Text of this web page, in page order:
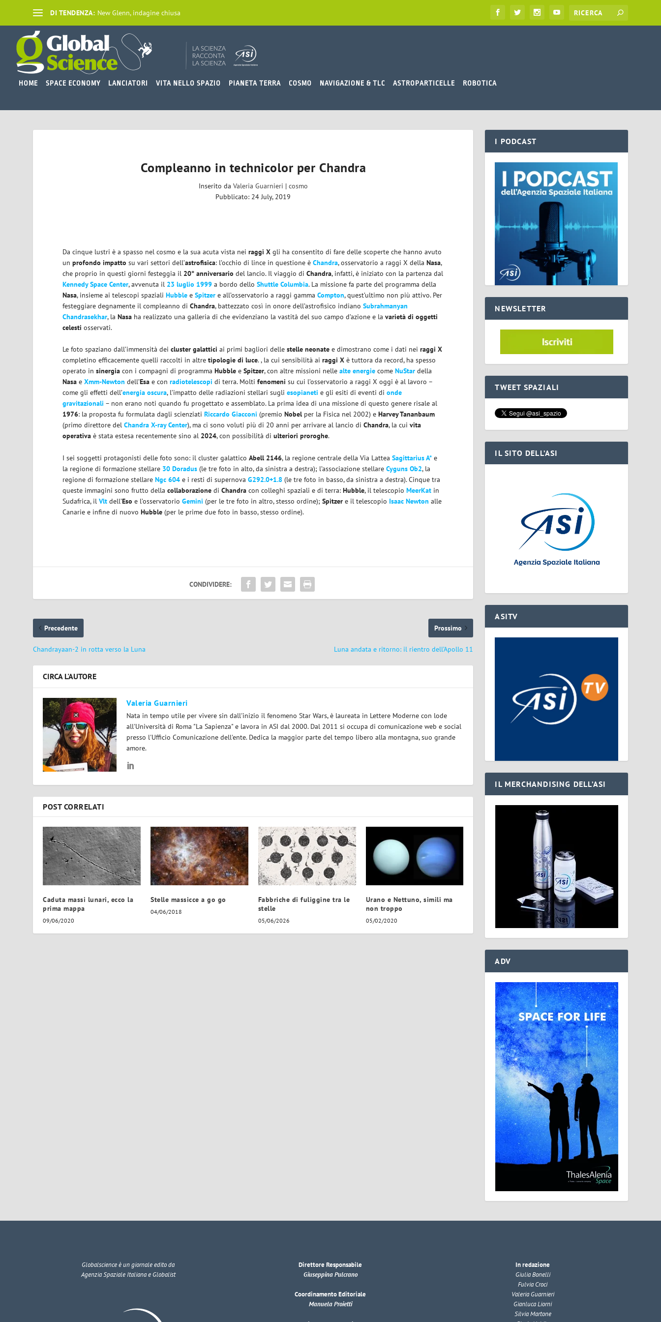
DI TENDENZA: New Glenn, indagine chiusa
HOME SPACE ECONOMY LANCIATORI VITA NELLO SPAZIO PIANETA TERRA COSMO NAVIGAZIONE & TLC ASTROPARTICELLE ROBOTICA
Compleanno in technicolor per Chandra
Inserito da Valeria Guarnieri | cosmo
Pubblicato: 24 July, 2019
Da cinque lustri è a spasso nel cosmo e la sua acuta vista neiraggi X gli ha consentito di fare delle scoperte che hanno avuto
unprofondo impatto su vari settori dell’astrofisica: l’occhio di lince in questione èChandra, osservatorio a raggi X dellaNasa,
che proprio in questi giorni festeggia il 20° anniversario del lancio. Il viaggio diChandra, infatti, è iniziato con la partenza dal
Kennedy Space Center, avvenuta il 23 luglio 1999 a bordo delloShuttle Columbia. La missione fa parte del programma della
Nasa, insieme ai telescopi spazialiHubble eSpitzer e all’osservatorio a raggi gamma Compton, quest’ultimo non più attivo. Per
festeggiare degnamente il compleanno diChandra, battezzato così in onore dell’astrofisico indiano Subrahmanyan
Chandrasekhar, laNasa ha realizzato una galleria di che evidenziano la vastità del suo campo d’azione e lavarietà di oggetti
celesti osservati.
Le foto spaziano dall’immensità deicluster galattici ai primi bagliori dellestelle neonate e dimostrano come i dati neiraggi X
completino efficacemente quelli raccolti in altretipologie di luce. , la cui sensibilità airaggi X è tuttora da record, ha spesso
operato in sinergia con i compagni di programmaHubble eSpitzer, con altre missioni nellealte energie comeNuStar della
Nasa eXmm-Newton dell’Esa e conradiotelescopi di terra. Molti fenomeni su cui l’osservatorio a raggi X oggi è al lavoro –
come gli effetti dell’energia oscura, l’impatto delle radiazioni stellari sugliesopianeti e gli esiti di eventi dionde
gravitazionali – non erano noti quando fu progettato e assemblato. La prima idea di una missione di questo genere risale al
1976: la proposta fu formulata dagli scienziatiRiccardo Giacconi (premioNobel per la Fisica nel 2002) eHarvey Tananbaum
(primo direttore delChandra X-ray Center), ma ci sono voluti più di 20 anni per arrivare al lancio diChandra, la cui vita
operativa è stata estesa recentemente sino al 2024, con possibilità diulteriori proroghe.
I sei soggetti protagonisti delle foto sono: il cluster galatticoAbell 2146, la regione centrale della Via LatteaSagittarius A* e
la regione di formazione stellare 30 Doradus (le tre foto in alto, da sinistra a destra); l’associazione stellareCyguns Ob2, la
regione di formazione stellare Ngc 604 e i resti di supernovaG292.0+1.8 (le tre foto in basso, da sinistra a destra). Cinque tra
queste immagini sono frutto della collaborazione diChandra con colleghi spaziali e di terra:Hubble, il telescopio MeerKat in
Sudafrica, ilVlt dell’Eso e l’osservatorioGemini (per le tre foto in altro, stesso ordine);Spitzer e il telescopio Isaac Newton alle
Canarie e infine di nuovoHubble (per le prime due foto in basso, stesso ordine).
CONDIVIDERE:
Precedente
Chandrayaan-2 in rotta verso la Luna
Prossimo
Luna andata e ritorno: il rientro dell’Apollo 11
CIRCA L'AUTORE
Valeria Guarnieri
Nata in tempo utile per vivere sin dall'inizio il fenomeno Star Wars, è laureata in Lettere Moderne con lode
all'Università di Roma "La Sapienza" e lavora in ASI dal 2000. Dal 2011 si occupa di comunicazione web e social
presso l'Ufficio Comunicazione dell'ente. Dedica la maggior parte del tempo libero alla montagna, suo grande
amore.
POST CORRELATI
Caduta massi lunari, ecco la
prima mappa
09/06/2020
Stelle massicce a go go
04/06/2018
Fabbriche di fuliggine tra le
stelle
05/06/2026
Urano e Nettuno, simili ma
non troppo
05/02/2020
I PODCAST
NEWSLETTER
TWEET SPAZIALI
IL SITO DELL’ASI
ASITV
IL MERCHANDISING DELL’ASI
ADV
Globalscienceè un giornale edito da
Agenzia Spaziale Italiana e Globalist
Direttore Responsabile
Giuseppina Pulcrano
Coordinamento Editoriale
Manuela Proietti
In redazione
Giulia Bonelli
Fulvia Croci
Valeria Guarnieri
Gianluca Liorni
Silvia Martone